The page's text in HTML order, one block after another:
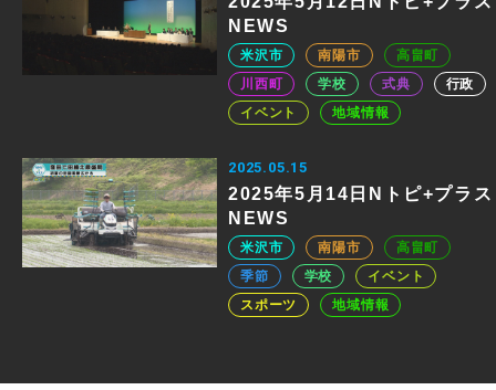
NEWS
米沢市 南陽市
高畠町
川西町
学校 式典
行政
イベント
地域情報
2025.05.15
2025年5月14日Nトピ+プラス
NEWS
米沢市 南陽市
高畠町
季節
学校
イベント
スポーツ
地域情報